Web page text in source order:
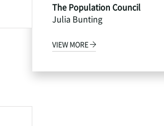
The Population Council
Julia Bunting
VIEW MORE